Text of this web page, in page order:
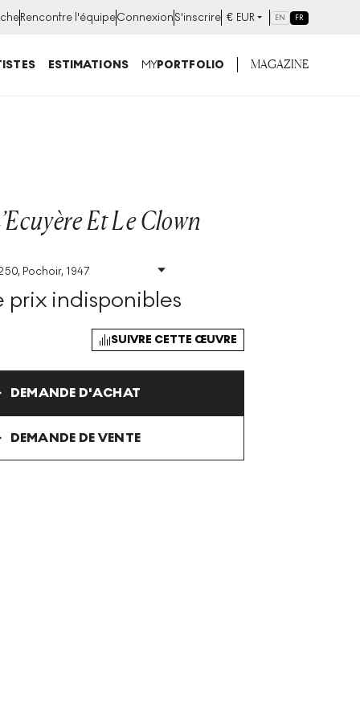
Rencontre l'équipeConnexionS'inscrire € EUR EN FR
ESTIMATIONS MYPORTFOLIO MAGAZINE
Et Le Clown
Pochoir, 1947
Taille:
H 42cm X W
65cm
Signé : Non
prix indisponibles
SUIVRE CETTE ŒUVRE
DEMANDE D'ACHAT
DEMANDE DE VENTE